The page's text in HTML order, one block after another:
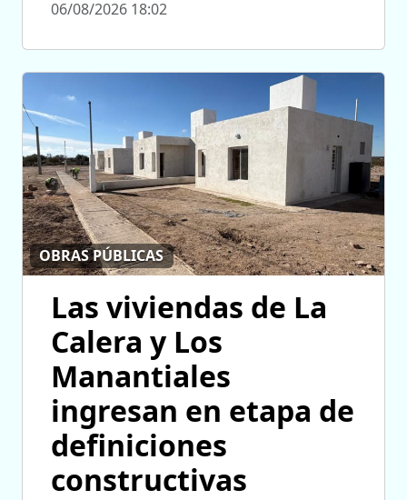
06/08/2026 18:02
OBRAS PÚBLICAS
Las viviendas de La
Calera y Los
Manantiales
ingresan en etapa de
definiciones
constructivas